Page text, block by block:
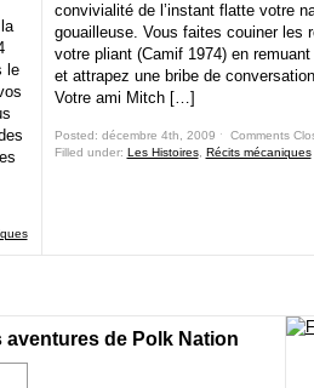
le
convivialité de l’instant flatte votre
gouailleuse. Vous faites couiner les
votre pliant (Camif 1974) en
et attrapez une bribe de
Votre ami Mitch […]
Posted: décembre 4th, 2009 ˑ Comments
Filled under: Les Histoires, Récits mécaniques
de Polk Nation